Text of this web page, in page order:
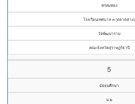
พรหมทอง
โรงเรียนเทศบาล ๓ (ตลาดล่าง)
วัดพัฒนาราม
คณะจังหวัดสุราษฎร์ธานี
5
มัธยมศึกษา
ม.๒